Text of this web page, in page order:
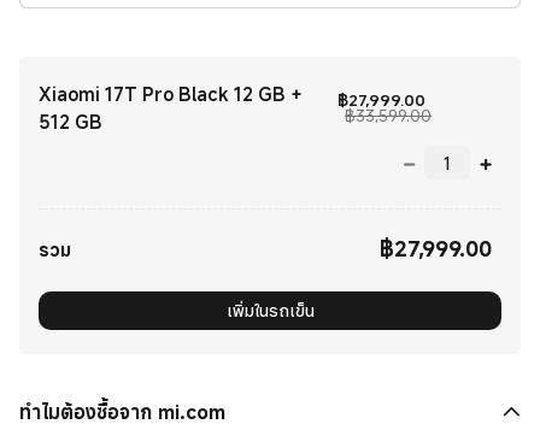
Xiaomi 17T Pro Black 12 GB +
512 GB
฿27,999.00
฿33,599.00ราคาโปรโมชั่น
รวม ฿27,999.00
เพิ่มในรถเข็น
ทำไมต้องซื้อจาก mi.com